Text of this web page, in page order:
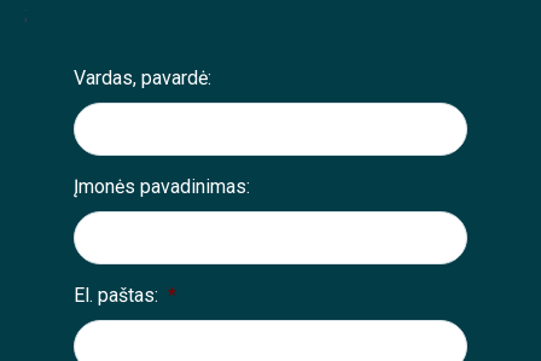
;
Vardas, pavardė:
Įmonės pavadinimas:
El. paštas: *